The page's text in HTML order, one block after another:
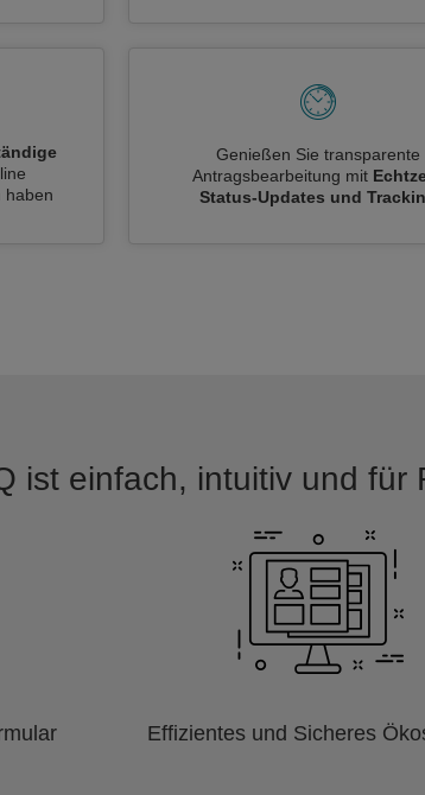
haben
Genießen Sie transparente
Antragsbearbeitung mit
Status-Updates und
ist einfach, intuitiv und für
Effizientes und Sicheres